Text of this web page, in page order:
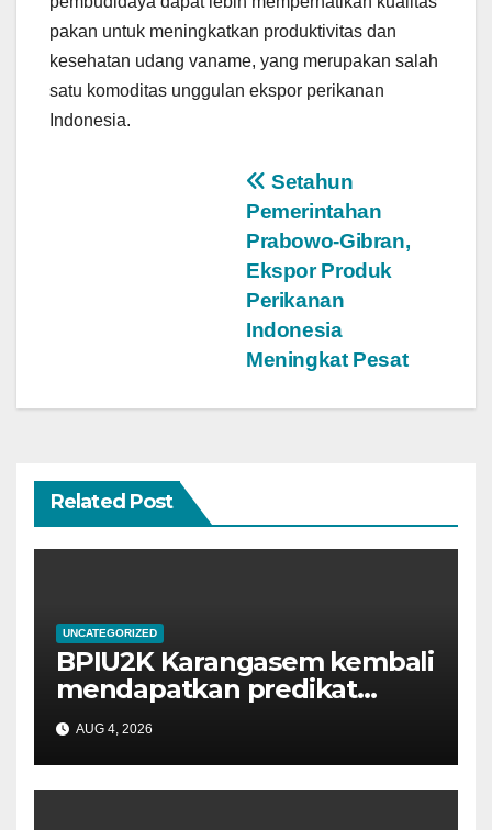
pakan untuk meningkatkan produktivitas dan
kesehatan udang vaname, yang merupakan salah
satu komoditas unggulan ekspor perikanan
Indonesia.
Setahun
Pemerintahan
Prabowo-Gibran,
Ekspor Produk
Perikanan
Indonesia
Meningkat Pesat
Related Post
UNCATEGORIZED
BPIU2K Karangasem kembali
mendapatkan predikat
sangat baik, Satker dengan
nilai IKPA 100 pada Semester
I Tahun 2026 oleh KPPN
Amlapura
AUG 4, 2026